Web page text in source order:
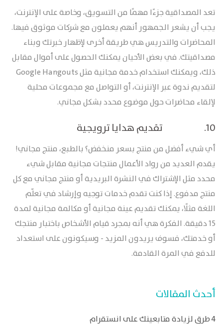
تعد المصداقية جزءًا مهمًا من التسويق، وخاصة على الإنترنت،
يجب أن يشعر الجمهور أنهم يعملون مع شركات موثوق فيها.
المحاضرات والتدريس هي طريقة أخرى لإظهار خبرتك وبناء
مصداقيتك. في بعض الأحيان يمكنك الحصول على أموال مقابل
ذلك، ويمكنك استخدام خدمة مجانية مثل Google Hangouts
لتقديم ندوة عبر الإنترنت، أو التواصل مع مجموعات محلية
لإلقاء محاضرات حول موضوع محدد بشكل مجاني.
10. تقديم هدايا ترويجية
أي شيء أفضل من منتج بسعر منخفض؟ بالطبع، منتج مجاني!
يقدم العديد من رواد الأعمال منتجات مجانية مقابل شيء
محدد مثل الإشتراك في النشرة البريدية أو منتج مجاني مع كل
منتج مدفوع. إذا كنت تقدم خدمات توجيه وإرشاد في تعلّم
اللغة مثلًا، يمكنك تقديم عينة مجانية أو مكالمة مجانية لمدة
15 دقيقة. الفكرة هي أنه بمجرد قيام الأشخاص باختبار منتجك
أو خدمتك، فسوف يريدون المزيد - وسيكونون على استعداد
للدفع في المرة القادمة.
أحدث المقالات
4 طرق لزيادة متابعينك على انستقرام